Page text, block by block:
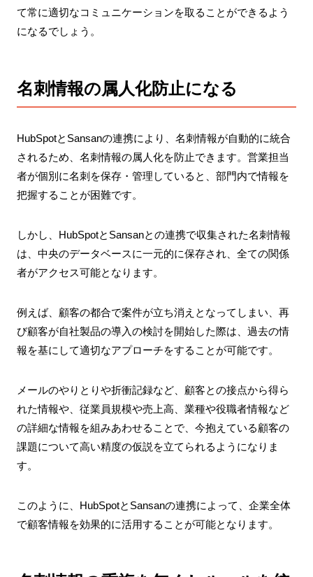
て常に適切なコミュニケーションを取ることができるよう
になるでしょう。
名刺情報の属人化防止になる
HubSpotとSansanの連携により、名刺情報が自動的に統合
されるため、名刺情報の属人化を防止できます。営業担当
者が個別に名刺を保存・管理していると、部門内で情報を
把握することが困難です。
しかし、HubSpotとSansanとの連携で収集された名刺情報
は、中央のデータベースに一元的に保存され、全ての関係
者がアクセス可能となります。
例えば、顧客の都合で案件が立ち消えとなってしまい、再
び顧客が自社製品の導入の検討を開始した際は、過去の情
報を基にして適切なアプローチをすることが可能です。
メールのやりとりや折衝記録など、顧客との接点から得ら
れた情報や、従業員規模や売上高、業種や役職者情報など
の詳細な情報を組みあわせることで、今抱えている顧客の
課題について高い精度の仮説を立てられるようになりま
す。
このように、HubSpotとSansanの連携によって、企業全体
で顧客情報を効果的に活用することが可能となります。